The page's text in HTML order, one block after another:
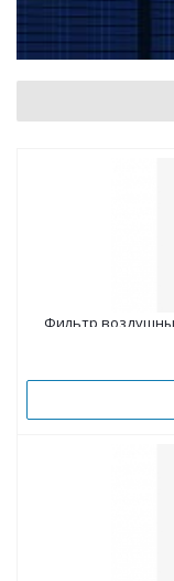
Фильтр